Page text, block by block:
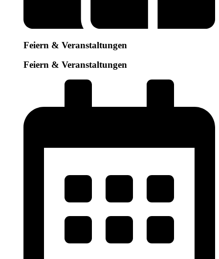
Feiern & Veranstaltungen
Feiern & Veranstaltungen